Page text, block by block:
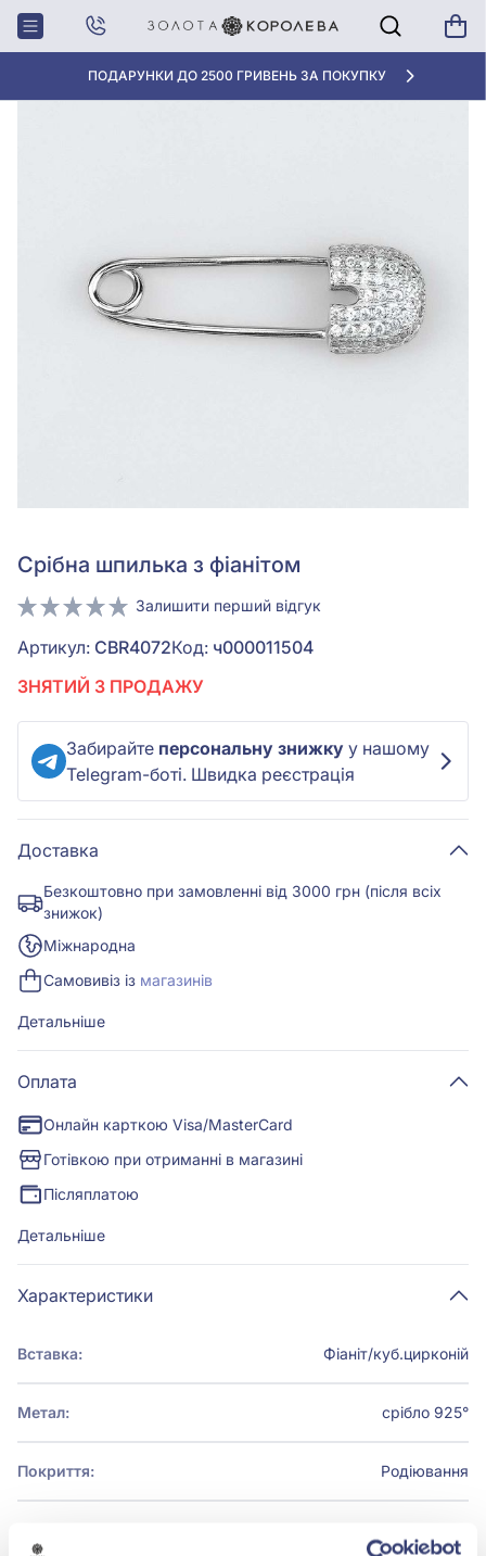
ПОДАРУНКИ ДО 2500 ГРИВЕНЬ ЗА ПОКУПКУ
Головна Срiбна шпилька з фіанітом
Срiбна шпилька з фіанітом
Залишити перший відгук
Артикул: CBR4072Код: ч000011504
ЗНЯТИЙ З ПРОДАЖУ
Забирайте персональну знижку у нашому
Telegram-боті. Швидка реєстрація
Доставка
Безкоштовно при замовленні від 3000 грн (після всіх
знижок)
Міжнародна
Самовивіз із магазинів
Детальніше
Оплата
Онлайн карткою Visa/MasterCard
Готівкою при отриманні в магазині
Післяплатою
Детальніше
Характеристики
Вставка: Фіаніт/куб.цирконій
Метал: срібло 925°
Покриття: Родіювання